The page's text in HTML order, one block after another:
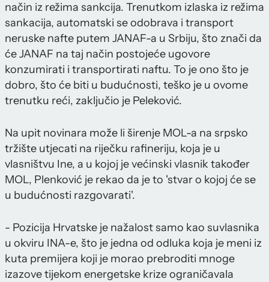
način iz režima sankcija. Trenutkom izlaska iz režima
sankacija, automatski se odobrava i transport
neruske nafte putem JANAF-a u Srbiju, što znači da
će JANAF na taj način postojeće ugovore
konzumirati i transportirati naftu. To je ono što je
dobro, što će biti u budućnosti, teško je u ovome
trenutku reći, zaključio je Peleković.
Na upit novinara može li širenje MOL-a na srpsko
tržište utjecati na riječku rafineriju, koja je u
vlasništvu Ine, a u kojoj je većinski vlasnik također
MOL, Plenković je rekao da je to 'stvar o kojoj će se
u budućnosti razgovarati'.
- Pozicija Hrvatske je nažalost samo kao suvlasnika
u okviru INA-e, što je jedna od odluka koja je meni iz
kuta premijera koji je morao prebroditi mnoge
izazove tijekom energetske krize ograničavala